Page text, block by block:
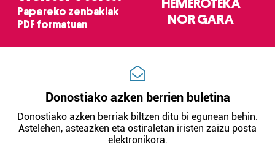
Papereko zenbakiak
PDF formatuan
HEMEROTEKA
NOR GARA
Donostiako azken berrien buletina
Donostiako azken berriak biltzen ditu bi egunean behin.
Astelehen, asteazken eta ostiraletan iristen zaizu posta
elektronikora.